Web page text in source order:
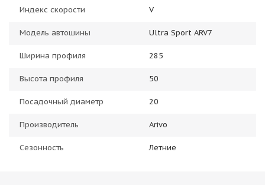
Индекс скорости V
Модель автошины Ultra Sport ARV7
Ширина профиля 285
Высота профиля 50
Посадочный диаметр 20
Производитель Arivo
Сезонность Летние